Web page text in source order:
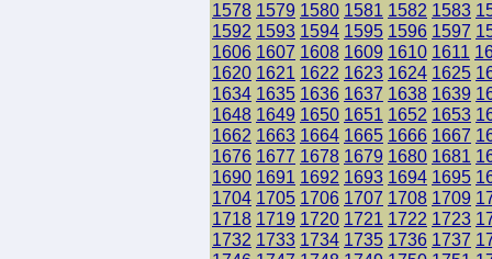
1578 1579 1580 1581 1582 1583
1592 1593 1594 1595 1596 1597
1606 1607 1608 1609 1610 1611
1620 1621 1622 1623 1624 1625
1634 1635 1636 1637 1638 1639
1648 1649 1650 1651 1652 1653
1662 1663 1664 1665 1666 1667
1676 1677 1678 1679 1680 1681
1690 1691 1692 1693 1694 1695
1704 1705 1706 1707 1708 1709
1718 1719 1720 1721 1722 1723
1732 1733 1734 1735 1736 1737